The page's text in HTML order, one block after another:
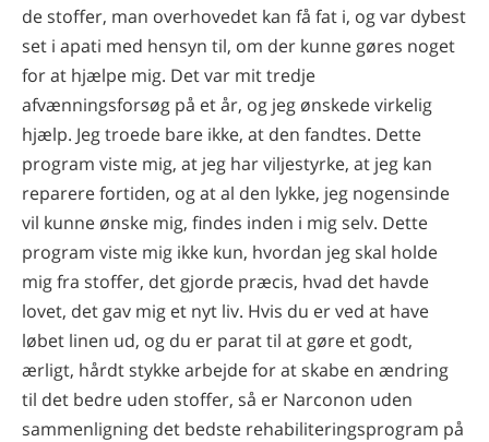
de stoffer, man overhovedet kan få fat i, og var dybest
set i apati med hensyn til, om der kunne gøres noget
for at hjælpe mig. Det var mit tredje
afvænningsforsøg på et år, og jeg ønskede virkelig
hjælp. Jeg troede bare ikke, at den fandtes. Dette
program viste mig, at jeg har viljestyrke, at jeg kan
reparere fortiden, og at al den lykke, jeg nogensinde
vil kunne ønske mig, findes inden i mig selv. Dette
program viste mig ikke kun, hvordan jeg skal holde
mig fra stoffer, det gjorde præcis, hvad det havde
lovet, det gav mig et nyt liv. Hvis du er ved at have
løbet linen ud, og du er parat til at gøre et godt,
ærligt, hårdt stykke arbejde for at skabe en ændring
til det bedre uden stoffer, så er Narconon uden
sammenligning det bedste rehabiliteringsprogram på